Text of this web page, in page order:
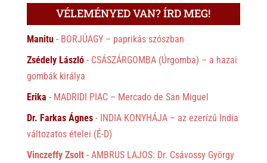
VÉLEMÉNYED VAN? ÍRD MEG!
Manitu- BORJÚAGY – paprikás szószban
Zsédely László- CSÁSZÁRGOMBA (Úrgomba) – a hazai
gombák királya
Erika - MADRIDI PIAC – Mercado de San Miguel
Dr. Farkas Ágnes- INDIA KONYHÁJA – az ezerízű India
változatos ételei (É-D)
Vinczeffy Zsolt- AMBRUS LAJOS: Dr. Csávossy György